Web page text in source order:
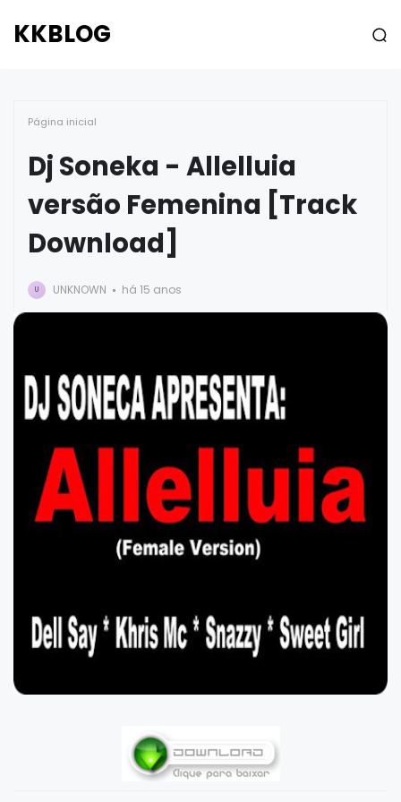
KKBLOG
Página inicial
Dj Soneka - Allelluia
versão Femenina [Track
Download]
U UNKNOWN há 15 anos